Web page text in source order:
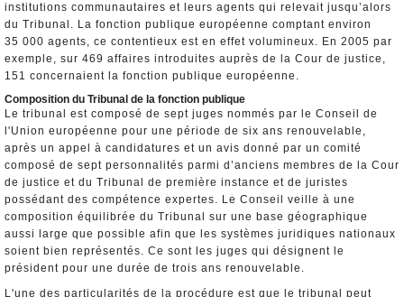
institutions communautaires et leurs agents qui relevait jusqu’alors
du Tribunal. La fonction publique européenne comptant environ
35 000 agents, ce contentieux est en effet volumineux. En 2005 par
exemple, sur 469 affaires introduites auprès de la Cour de justice,
151 concernaient la fonction publique européenne.
Composition du Tribunal de la fonction publique
Le tribunal est composé de sept juges nommés par le Conseil de
l'Union européenne pour une période de six ans renouvelable,
après un appel à candidatures et un avis donné par un comité
composé de sept personnalités parmi d’anciens membres de la Cour
de justice et du Tribunal de première instance et de juristes
possédant des compétence expertes. Le Conseil veille à une
composition équilibrée du Tribunal sur une base géographique
aussi large que possible afin que les systèmes juridiques nationaux
soient bien représentés. Ce sont les juges qui désignent le
président pour une durée de trois ans renouvelable.
L'une des particularités de la procédure est que le tribunal peut